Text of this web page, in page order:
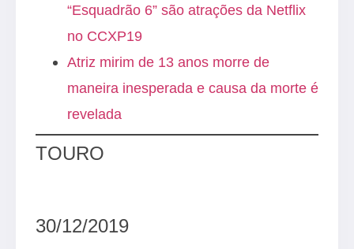
“Esquadrão 6” são atrações da Netflix
no CCXP19
Atriz mirim de 13 anos morre de
maneira inesperada e causa da morte é
revelada
TOURO
30/12/2019